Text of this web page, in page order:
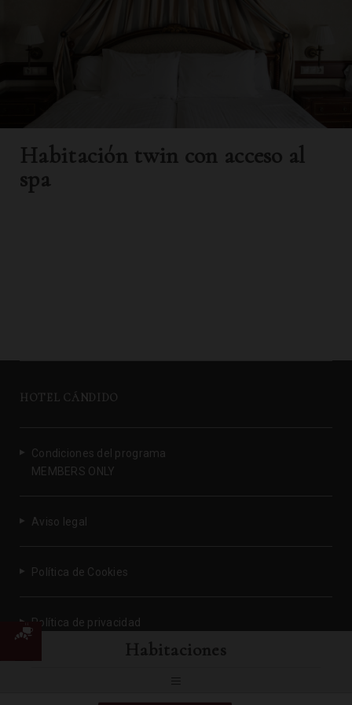
Habitaciones
Habitación twin con acceso al
spa
HOTEL CÁNDIDO
Condiciones del programa
MEMBERS ONLY
Aviso legal
Política de Cookies
Política de privacidad